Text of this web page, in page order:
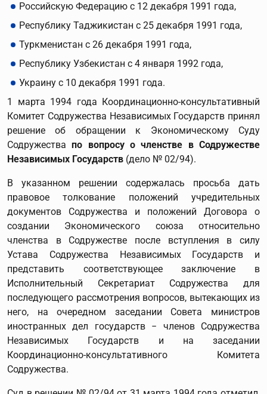
Российскую Федерацию с 12 декабря 1991 года,
Республику Таджикистан с 25 декабря 1991 года,
Туркменистан с 26 декабря 1991 года,
Республику Узбекистан с 4 января 1992 года,
Украину с 10 декабря 1991 года.
1 марта 1994 года Координационно-консультативный
Комитет Содружества Независимых Государств принял
решение об обращении к Экономическому Суду
Содружествапо вопросу о членстве в Содружестве
Независимых Государств (дело № 02/94).
В указанном решении содержалась просьба дать
правовое толкование положений учредительных
документов Содружества и положений Договора о
создании Экономического союза относительно
членства в Содружестве после вступления в силу
Устава Содружества Независимых Государств и
представить соответствующее заключение в
Исполнительный Секретариат Содружества для
последующего рассмотрения вопросов, вытекающих из
него, на очередном заседании Совета министров
иностранных дел государств − членов Содружества
Независимых Государств и на заседании
Координационно-консультативного Комитета
Содружества.